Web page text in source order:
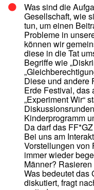
Was sind die
Gesellschaft, wie
tun, um einen
Probleme in
können wir
diese in die Tat
Begriffe wie
Diese und andere
Erde Festival, das
„Experiment Wir“
Kinderprogramm
Da darf das
Bei uns am
Vorstellungen von
immer wieder
Männer?
Was bedeutet das
diskutiert, fragt